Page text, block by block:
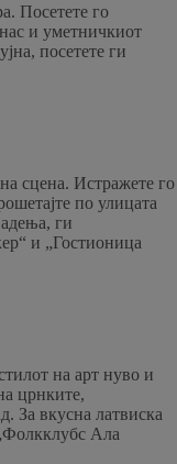
Посетете го
и уметничкиот
посетете ги
сцена. Истражете го
по улицата
ги
и „Гостионица
на арт нуво и
црнките,
За вкусна латвиска
Ала